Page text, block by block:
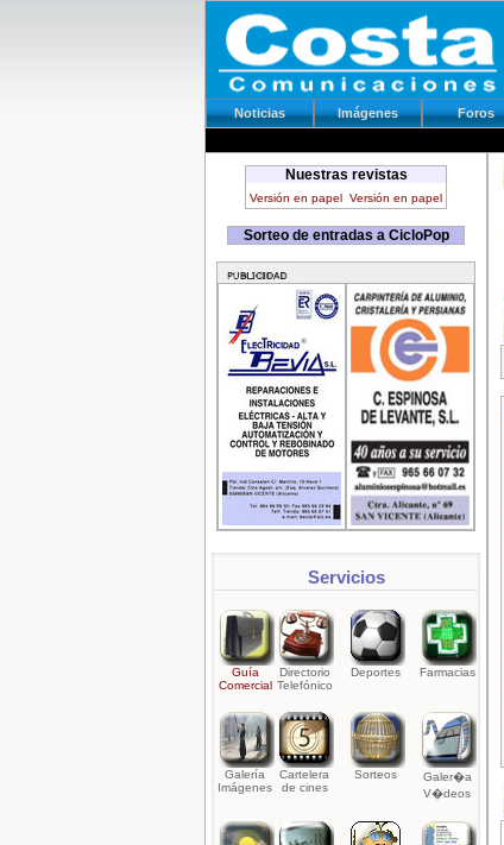
Noticias Imágenes Foros
Nuestras revistas
Versión en papel Versión en papel
Sorteo de entradas a CicloPop
Servicios
Guía
Comercial
Directorio
Telefónico
Deportes Farmacias
Galería
Imágenes
Cartelera
de cines
Sorteos
Galer�a
V�deos